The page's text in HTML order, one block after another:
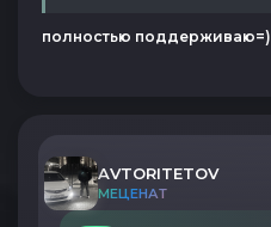
полностью поддерживаю=)
AVTORITETOV
МЕЦЕНАТ